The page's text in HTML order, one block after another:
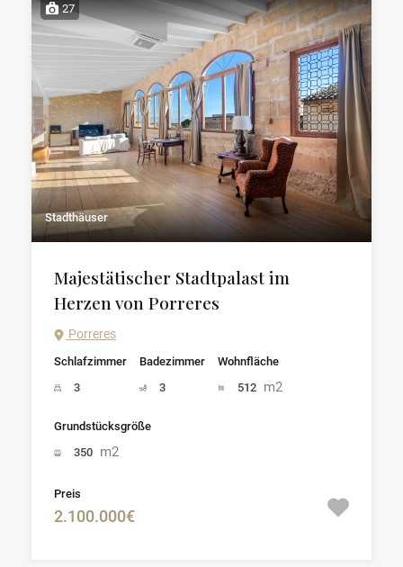
27
Stadthäuser
Majestätischer Stadtpalast im
Herzen von Porreres
Porreres
Schlafzimmer
3
Badezimmer
3
Wohnfläche
512 m2
Grundstücksgröße
350 m2
Preis
2.100.000€